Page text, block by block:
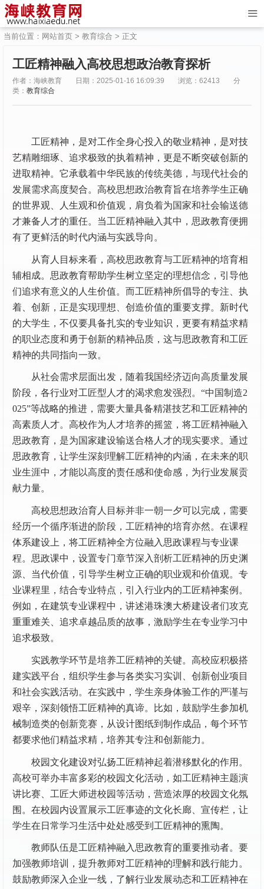
当前位置： 网站首页 > 教育综合 > 正文
工匠精神融入高校思想政治教育探析
作者：海峡教育 日期：2025-01-16 16:09:39 浏览：62413
分
类： 教育综合
工匠精神，是对工作全身心投入的敬业精神，是对技
艺精雕细琢、追求极致的执着精神，更是不断突破创新的
进取精神。它承载着中华民族的传统美德，与现代社会的
发展需求高度契合。高校思想政治教育旨在培养学生正确
的世界观、人生观和价值观，肩负着为国家和社会输送德
才兼备人才的重任。当工匠精神融入其中，思政教育便拥
有了更鲜活的时代内涵与实践导向。
从育人目标来看，高校思政教育与工匠精神的培育相
辅相成。思政教育帮助学生树立坚定的理想信念，引导他
们追求有意义的人生价值。而工匠精神所倡导的专注、执
着、创新，正是实现理想、创造价值的重要支撑。新时代
的大学生，不仅要具备扎实的专业知识，更要有精益求精
的职业态度和勇于创新的精神品质，这与思政教育和工匠
精神的共同指向一致。
从社会需求层面出发，随着我国经济迈向高质量发展
阶段，各行业对工匠型人才的渴求愈发强烈。“中国制造2
025”等战略的推进，需要大量具备精湛技艺和工匠精神的
高素质人才。高校作为人才培养的摇篮，将工匠精神融入
思政教育，是为国家建设输送合格人才的现实要求。通过
思政教育，让学生深刻理解工匠精神的内涵，在未来的职
业生涯中，才能以高度的责任感和使命感，为行业发展贡
献力量。
高校思想政治育人目标并非一朝一夕可以完成，需要
经历一个循序渐进的阶段，工匠精神的培育亦然。在课程
体系建设上，将工匠精神全方位融入思政课程与专业课
程。思政课中，设置专门章节深入剖析工匠精神的历史渊
源、当代价值，引导学生树立正确的职业观和价值观。专
业课程里，结合专业特点，引入行业内的工匠精神案例。
例如，在建筑专业课程中，讲述港珠澳大桥建设者们攻克
重重难关、追求卓越品质的故事，激励学生在专业学习中
追求极致。
实践教学环节是培养工匠精神的关键。高校应积极搭
建实践平台，组织学生参与各类实习实训、创新创业项目
和社会实践活动。在实践中，学生亲身体验工作的严谨与
艰辛，深刻领悟工匠精神的真谛。比如，鼓励学生参加机
械制造类的创新竞赛，从设计图纸到制作成品，每个环节
都要求他们精益求精，培养其专注和创新能力。
校园文化建设对弘扬工匠精神起着潜移默化的作用。
高校可举办丰富多彩的校园文化活动，如工匠精神主题演
讲比赛、工匠大师进校园等活动，营造浓厚的校园文化氛
围。在校园内设置展示工匠事迹的文化长廊、宣传栏，让
学生在日常学习生活中处处感受到工匠精神的熏陶。
教师队伍是工匠精神融入思政教育的重要推动者。要
加强教师培训，提升教师对工匠精神的理解和践行能力。
鼓励教师深入企业一线，了解行业发展动态和工匠精神在